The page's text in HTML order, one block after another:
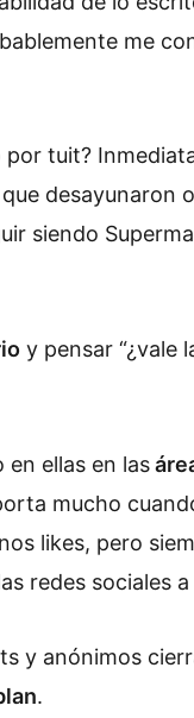
me
tuit?
desayunaron
siendo
y pensar “¿vale
en ellas en las
mucho
likes, pero
redes sociales
y anónimos
.